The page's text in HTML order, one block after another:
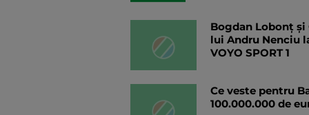
Bogdan Lobonț
lui Andru Nenciu
VOYO SPORT 1
Ce veste pentru
100.000.000 de